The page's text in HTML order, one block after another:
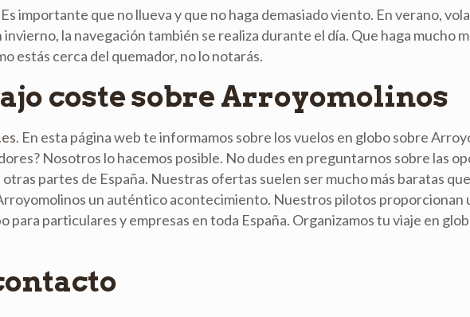
importante que no llueva y que no haga demasiado viento. En verano,
la navegación también se realiza durante el día. Que haga mucho
estás cerca del quemador, no lo notarás.
coste sobre Arroyomolinos
. En esta página web te informamos sobre los vuelos en globo sobre
Nosotros lo hacemos posible. No dudes en preguntarnos sobre las
partes de España. Nuestras ofertas suelen ser mucho más baratas
un auténtico acontecimiento. Nuestros pilotos proporcionan
particulares y empresas en toda España. Organizamos tu viaje en